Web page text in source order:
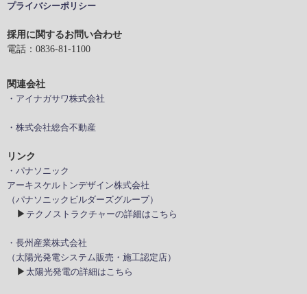
プライバシーポリシー
採用に関するお問い合わせ
電話：0836-81-1100
関連会社
・アイナガサワ株式会社
・株式会社総合不動産
リンク
・パナソニック
アーキスケルトンデザイン株式会社
（パナソニックビルダーズグループ）
▶ テクノストラクチャーの詳細はこちら
・長州産業株式会社
（太陽光発電システム販売・施工認定店）
▶ 太陽光発電の詳細はこちら